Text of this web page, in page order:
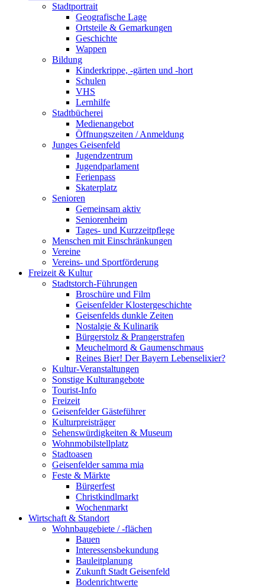
Stadtportrait
Geografische Lage
Ortsteile & Gemarkungen
Geschichte
Wappen
Bildung
Kinderkrippe, -gärten und -hort
Schulen
VHS
Lernhilfe
Stadtbücherei
Medienangebot
Öffnungszeiten / Anmeldung
Junges Geisenfeld
Jugendzentrum
Jugendparlament
Ferienpass
Skaterplatz
Senioren
Gemeinsam aktiv
Seniorenheim
Tages- und Kurzzeitpflege
Menschen mit Einschränkungen
Vereine
Vereins- und Sportförderung
Freizeit & Kultur
Stadtstorch-Führungen
Broschüre und Film
Geisenfelder Klostergeschichte
Geisenfelds dunkle Zeiten
Nostalgie & Kulinarik
Bürgerstolz & Prangerstrafen
Meuchelmord & Gaumenschmaus
Reines Bier! Der Bayern Lebenselixier?
Kultur-Veranstaltungen
Sonstige Kulturangebote
Tourist-Info
Freizeit
Geisenfelder Gästeführer
Kulturpreisträger
Sehenswürdigkeiten & Museum
Wohnmobilstellplatz
Stadtoasen
Geisenfelder samma mia
Feste & Märkte
Bürgerfest
Christkindlmarkt
Wochenmarkt
Wirtschaft & Standort
Wohnbaugebiete / -flächen
Bauen
Interessensbekundung
Bauleitplanung
Zukunft Stadt Geisenfeld
Bodenrichtwerte